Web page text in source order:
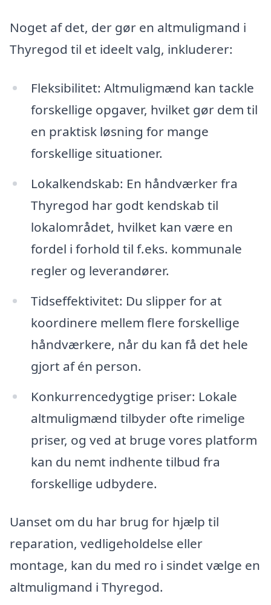
Noget af det, der gør en altmuligmand i
Thyregod til et ideelt valg, inkluderer:
Fleksibilitet: Altmuligmænd kan tackle
forskellige opgaver, hvilket gør dem til
en praktisk løsning for mange
forskellige situationer.
Lokalkendskab: En håndværker fra
Thyregod har godt kendskab til
lokalområdet, hvilket kan være en
fordel i forhold til f.eks. kommunale
regler og leverandører.
Tidseffektivitet: Du slipper for at
koordinere mellem flere forskellige
håndværkere, når du kan få det hele
gjort af én person.
Konkurrencedygtige priser: Lokale
altmuligmænd tilbyder ofte rimelige
priser, og ved at bruge vores platform
kan du nemt indhente tilbud fra
forskellige udbydere.
Uanset om du har brug for hjælp til
reparation, vedligeholdelse eller
montage, kan du med ro i sindet vælge en
altmuligmand i Thyregod.